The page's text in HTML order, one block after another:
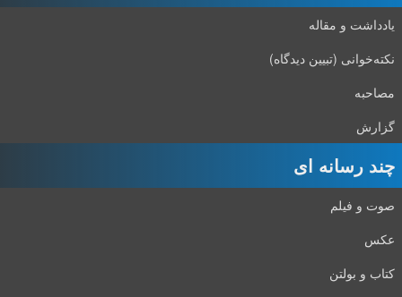
یادداشت و مقاله
نکته‌خوانی (تبیین دیدگاه)
مصاحبه
گزارش
چند رسانه ای
صوت و فیلم
عکس
کتاب و بولتن